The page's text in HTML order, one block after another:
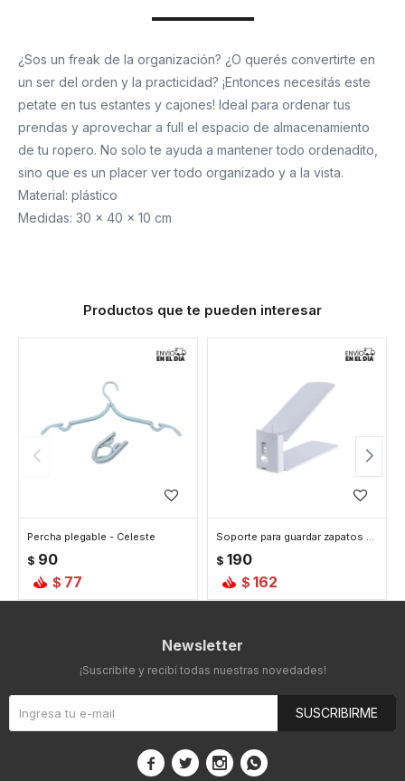
¿Sos un freak de la organización? ¿O querés convertirte en
un ser del orden y la practicidad? ¡Entonces necesitás este
petate en tus estantes y cajones! Ideal para ordenar tus
prendas y aprovechar a full el espacio de almacenamiento
de tu ropero. No solo te ayuda a mantener todo ordenadito,
sino que es un placer ver todo organizado y a la vista.
Material: plástico
Medidas: 30 x 40 x 10 cm
Productos que te pueden interesar
Percha plegable - Celeste
$ 90
$ 77
Soporte para guardar zapatos 26 cm x 10 cm - Gris
$ 190
$ 162
Newsletter
¡Suscribite y recibí todas nuestras novedades!
SUSCRIBIRME
   